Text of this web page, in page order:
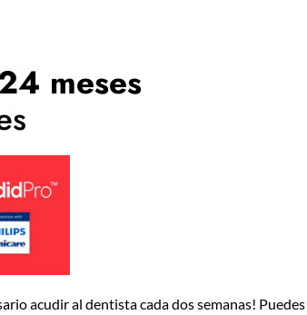
meses
acudir al dentista cada dos semanas! Puedes